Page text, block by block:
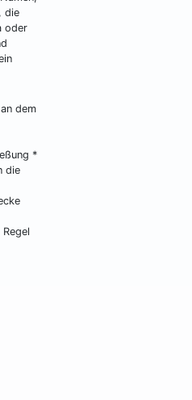
die
oder
dem
*
die